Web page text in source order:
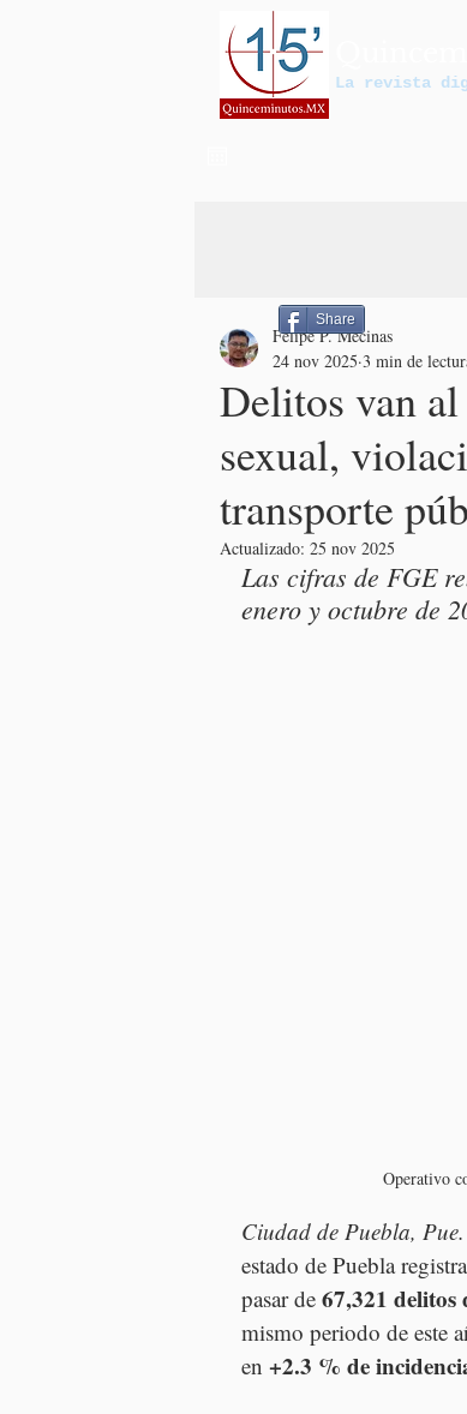
La revista
Delitos van al
sexual,
transporte
Felipe P. Mecinas
24 nov 2025 3 min de
Actualizado: 25 nov 2025
Las cifras de FGE
enero y octubre de
Operativo
Ciudad de Puebla,
estado de Puebla
pasar de 67,321 delitos
mismo periodo de este
en +2.3 % de
Share